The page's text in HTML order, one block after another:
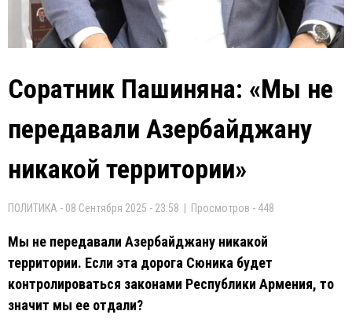
Соратник Пашиняна: «Мы не
передавали Азербайджану
никакой территории»
ПОЛИТИКА - 08 Сентября 2025 - 23:58 | Просмотров - 448
Мы не передавали Азербайджану никакой
территории. Если эта дорога Сюника будет
контролироваться законами Республики Армения, то
значит мы ее отдали?